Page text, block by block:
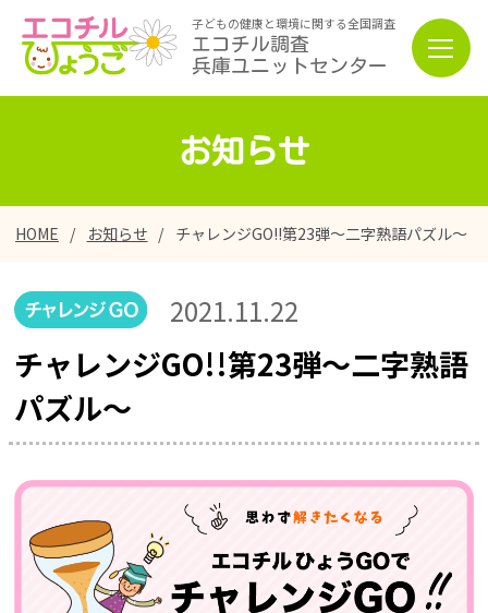
子どもの健康と環境に関する全国調査
エコチル調査
兵庫ユニットセンター
お知らせ
HOME お知らせ チャレンジGO!!第23弾～二字熟語パズル～
チャレンジGO!!第23弾～二字熟語
パズル～
2021.11.22